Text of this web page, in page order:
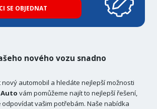
SE OBJEDNAT
nového vozu snadno
automobil a hledáte nejlepší možnosti
Auto vám pomůžeme najít to nejlepší řešení,
vašim potřebám. Naše nabídka